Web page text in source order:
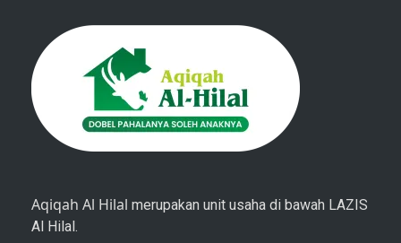
Aqiqah Al Hilal merupakan unit usaha di bawah LAZIS
Al Hilal.